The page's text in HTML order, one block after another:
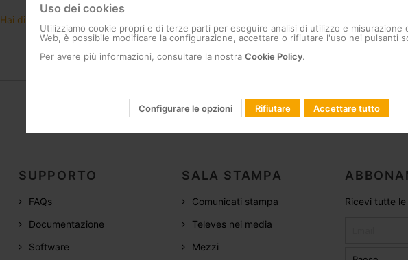
Hai dimenticato la password?
SUPPORTO
FAQs
Documentazione
Software
SALA STAMPA
Comunicati stampa
Televes nei media
Mezzi
Ricevi tutte
Uso dei cookies
Utilizziamo cookie propri e di terze parti per eseguire analisi di utilizzo e misurazione
Web, è possibile modificare la configurazione, accettare o rifiutare l'uso nei pulsanti
Per avere più informazioni, consultare la nostra Cookie Policy.
Configurare le opzioni Rifiutare Accettare tutto